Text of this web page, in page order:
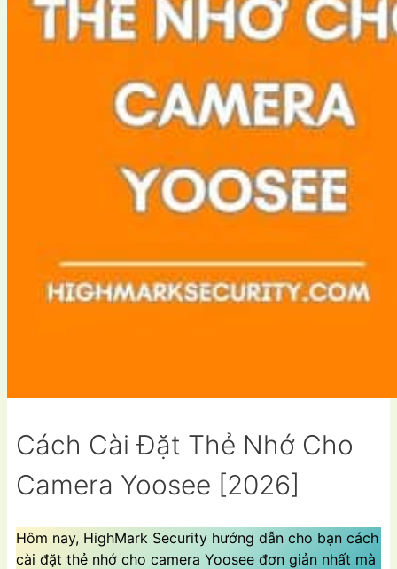
Cách Cài Đặt Thẻ Nhớ Cho
Camera Yoosee [2026]
Hôm nay, HighMark Security hướng dẫn cho bạn cách
cài đặt thẻ nhớ cho camera Yoosee đơn giản nhất mà